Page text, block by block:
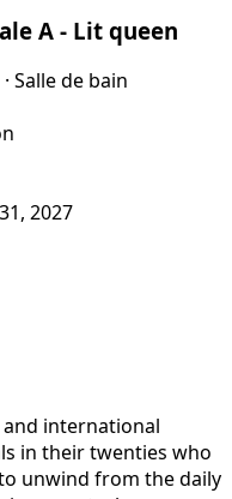
A- Lit queen
· Salle de bain
2027
international
in their twenties who
unwind from the daily